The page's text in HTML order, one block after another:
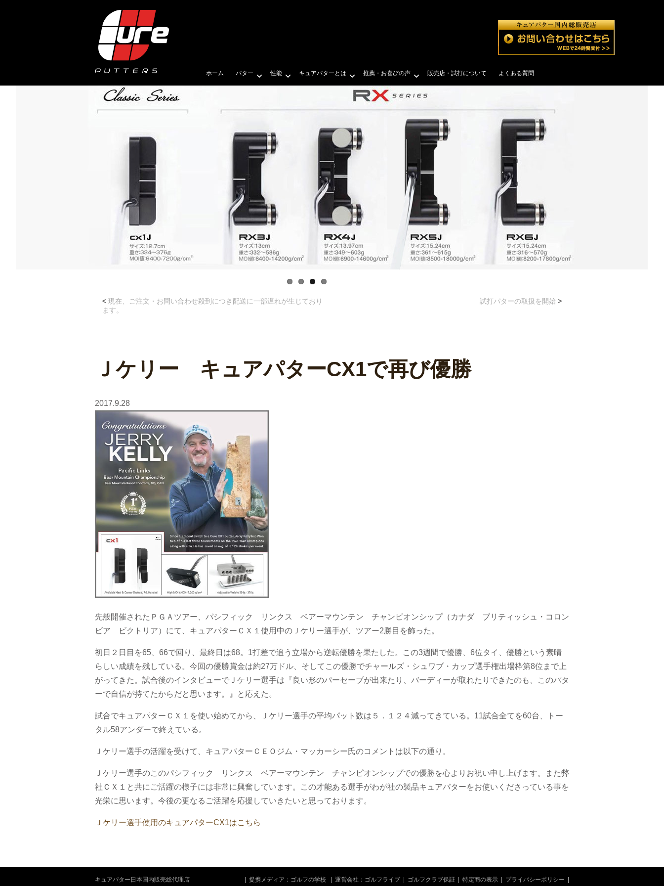
ホーム パター 性能 キュアパターとは 推薦・お喜びの声 販売店・試打について よくある質問
navigation
< 現在、ご注文・お問い合わせ殺到につき配送に一部遅れが生じており
ます。
試打パターの取扱を開始 >
Ｊケリー キュアパターCX1で再び優勝
2017.9.28
先般開催されたＰＧＡツアー、パシフィック リンクス ベアーマウンテン チャンピオンシップ（カナダ ブリティッシュ・コロン
ビア ビクトリア）にて、キュアパターＣＸ１使用中のＪケリー選手が、ツアー2勝目を飾った。
初日２日目を65、66で回り、最終日は68。1打差で追う立場から逆転優勝を果たした。この3週間で優勝、6位タイ、優勝という素晴
らしい成績を残している。今回の優勝賞金は約27万ドル、そしてこの優勝でチャールズ・シュワブ・カップ選手権出場枠第8位まで上
がってきた。試合後のインタビューでＪケリー選手は『良い形のパーセーブが出来たり、バーディーが取れたりできたのも、このパタ
ーで自信が持てたからだと思います。』と応えた。
試合でキュアパターＣＸ１を使い始めてから、Ｊケリー選手の平均パット数は５．１２４減ってきている。11試合全てを60台、トー
タル58アンダーで終えている。
Ｊケリー選手の活躍を受けて、キュアパターＣＥＯジム・マッカーシー氏のコメントは以下の通り。
Ｊケリー選手のこのパシフィック リンクス ベアーマウンテン チャンピオンシップでの優勝を心よりお祝い申し上げます。また弊
社ＣＸ１と共にご活躍の様子には非常に興奮しています。この才能ある選手がわが社の製品キュアパターをお使いくださっている事を
光栄に思います。今後の更なるご活躍を応援していきたいと思っております。
Ｊケリー選手使用のキュアパターCX1はこちら
キュアパター日本国内販売総代理店 提携メディア：ゴルフの学校 運営会社：ゴルフライブ ゴルフクラブ保証 特定商の表示 プライバシーポリシー